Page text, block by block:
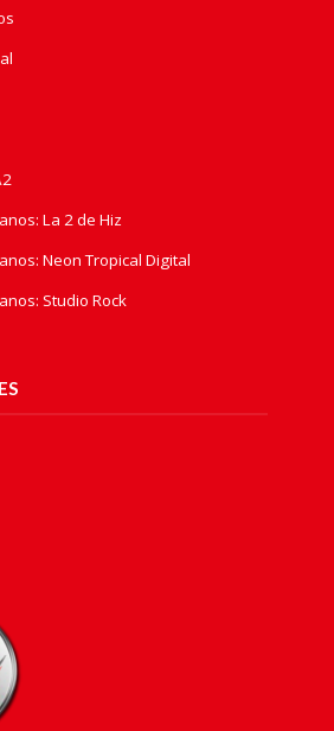
La 2 de Hiz
Neon Tropical Digital
Studio Rock